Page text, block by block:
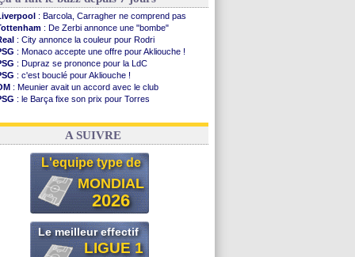
: Barcola, Carragher ne comprend pas
: De Zerbi annonce une "bombe"
: City annonce la couleur pour Rodri
: Monaco accepte une offre pour Akliouche !
: Dupraz se prononce pour la LdC
: c'est bouclé pour Akliouche !
: Meunier avait un accord avec le club
: le Barça fixe son prix pour Torres
: Infantino sollicite Trump
A SUIVRE
L'equipe type de
MONDIAL
2026
Le meilleur effectif
LIGUE 1